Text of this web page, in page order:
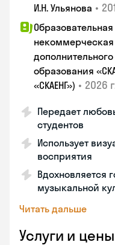
И.Н. Ульянова •
образования
«СКАЕНГ») • 2026
Передает
студентов
Использует
восприятия
Вдохновляется
музыкальной
Читать дальше
Услуги и цены